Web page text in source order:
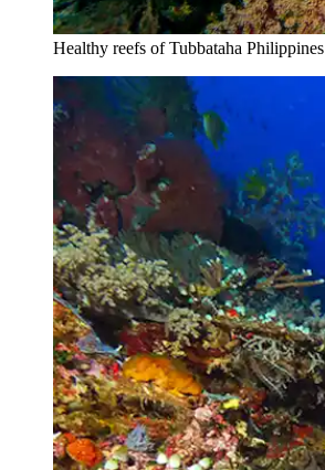
Healthy reefs of Tubbataha Philippines